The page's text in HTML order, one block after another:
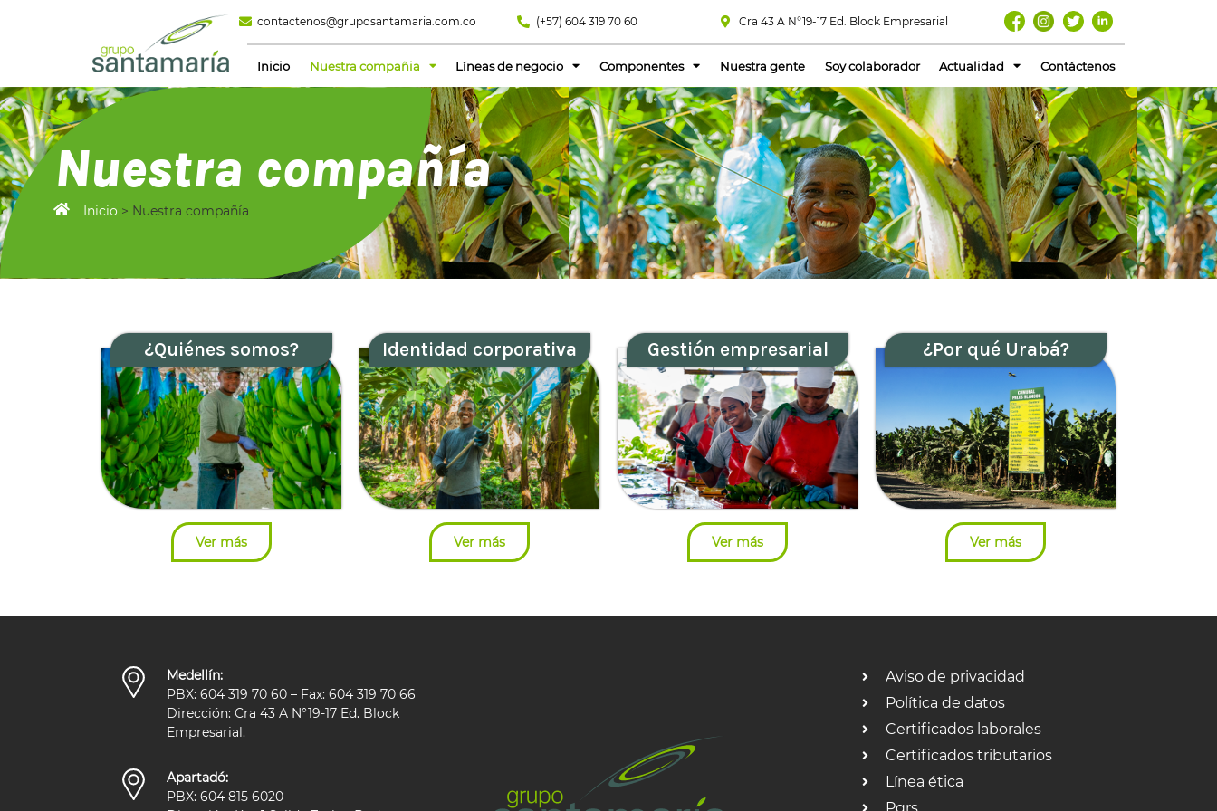
contactenos@gruposantamaria.com.co (+57) 604 319 70 60 Cra 43 A N°19-17 Ed. Block Empresarial
Inicio Nuestra compañia Líneas de negocio Componentes Nuestra gente Soy colaborador Actualidad Contáctenos
Nuestra compañía
Inicio > Nuestra compañía
¿Quiénes somos?
Ver más
Identidad corporativa
Ver más
Gestión empresarial
Ver más
¿Por qué Urabá?
Ver más
Medellín:
PBX: 604 319 70 60 – Fax: 604 319 70 66
Dirección: Cra 43 A N°19-17 Ed. Block
Empresarial.
Apartadó:
PBX: 604 815 6020
Aviso de privacidad
Política de datos
Certificados laborales
Certificados tributarios
Línea ética